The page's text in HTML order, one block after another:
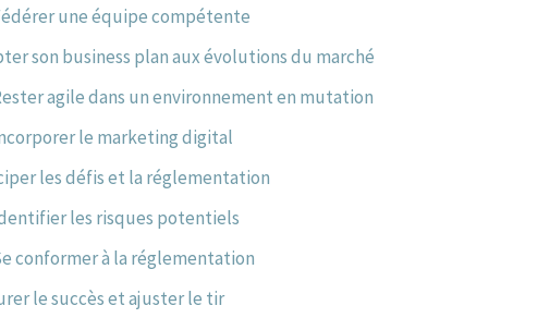
une équipe compétente
son business plan aux évolutions du marché
agile dans un environnement en mutation
le marketing digital
les défis et la réglementation
les risques potentiels
conformer à la réglementation
le succès et ajuster le tir